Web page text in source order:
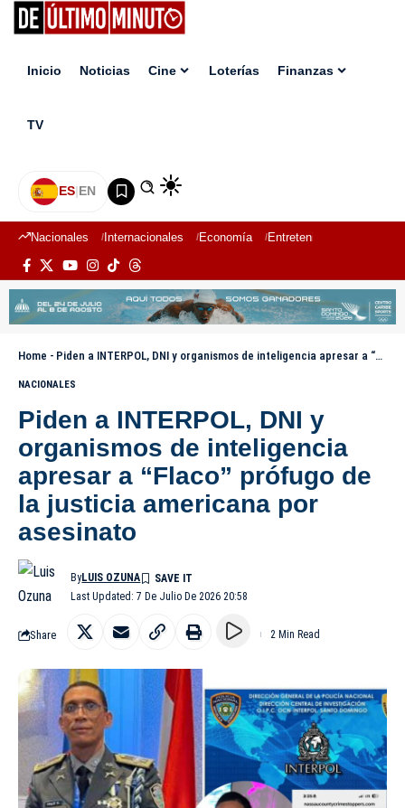
Inicio Noticias Cine Loterías Finanzas
TV
ES|EN
Nacionales Internacionales Economía Entretenimiento
Home - Piden a INTERPOL, DNI y organismos de inteligencia apresar a “Flaco” prófugo de la justicia americana por asesinato
NACIONALES
Piden a INTERPOL, DNI y
organismos de inteligencia
apresar a “Flaco” prófugo de
la justicia americana por
asesinato
Last Updated: 7 De Julio De 2026 20:58
ByLUIS OZUNA
Share 2 Min Read